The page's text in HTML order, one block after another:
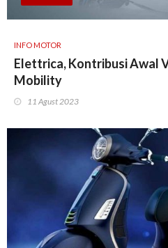
INFO MOTOR
Elettrica, Kontribusi Awal
Mobility
11 Agust 2023